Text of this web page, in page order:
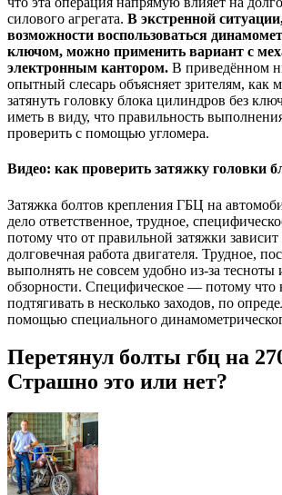
силового агрегата. В экстренной
возможности воспользоваться
ключом, можно применить вариант с
электронным кантором. В приведённом
опытный слесарь объясняет зрителям, как
затянуть головку блока цилиндров без
иметь в виду, что правильность
проверить с помощью угломера.
Видео: как проверить затяжку головки
Затяжка болтов крепления ГБЦ на
дело ответственное, трудное,
потому что от правильной затяжки
долговечная работа двигателя. Трудное,
выполнять не совсем удобно из-за тесноты
обзорности. Специфическое — потому
подтягивать в несколько заходов, по
помощью специального
Перетянул болты гбц на
Страшно это или нет?